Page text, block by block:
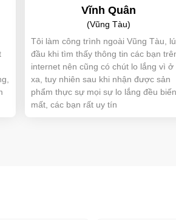
Vĩnh Quân
(Vũng Tàu)
Tôi làm công trình ngoài Vũng Tàu,
đầu khi tìm thấy thông tin các bạn
internet nên cũng có chút lo lắng vì ở
xa, tuy nhiên sau khi nhận được sản
phẩm thực sự mọi sự lo lắng đều biến
mất, các bạn rất uy tín